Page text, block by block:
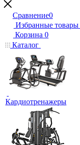
Сравнение0
Избранные товары
Корзина 0
Каталог
Кардиотренажеры